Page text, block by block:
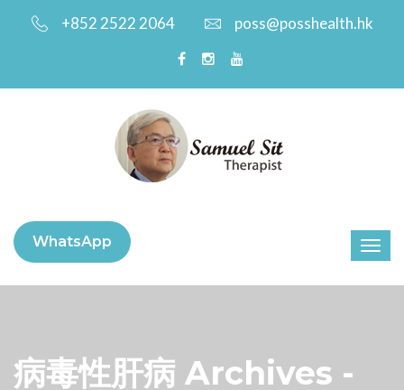
+852 2522 2064 poss@posshealth.hk
WhatsApp
病毒性肝病 Archives -